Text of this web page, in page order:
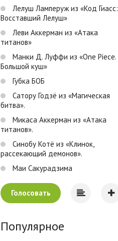
Лелуш Ламперуж из «Код Гиасс:
Восставший Лелуш»
Леви Аккерман из «Атака
титанов»
Манки Д. Луффи из «One Piece.
Большой куш»
Губка БОБ
Сатору Годзё из «Магическая
битва».
Микаса Аккерман из «Атака
титанов».
Синобу Котё из «Клинок,
рассекающий демонов».
Маи Сакурадзима
Голосовать
Популярное